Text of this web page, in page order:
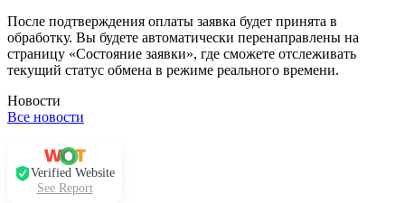
После подтверждения оплаты заявка будет принята в
обработку. Вы будете автоматически перенаправлены на
страницу «Состояние заявки», где сможете отслеживать
текущий статус обмена в режиме реального времени.
Новости
Все новости
Verified Website
See Report